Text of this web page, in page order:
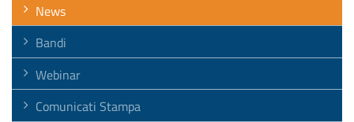
News
Bandi
Webinar
Comunicati Stampa